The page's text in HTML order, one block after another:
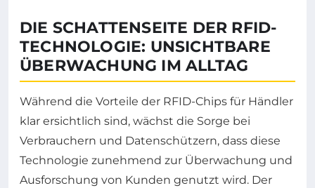
DIE SCHATTENSEITE DER RFID-
TECHNOLOGIE: UNSICHTBARE
ÜBERWACHUNG IM ALLTAG
Während die Vorteile der RFID-Chips für Händler
klar ersichtlich sind, wächst die Sorge bei
Verbrauchern und Datenschützern, dass diese
Technologie zunehmend zur Überwachung und
Ausforschung von Kunden genutzt wird. Der